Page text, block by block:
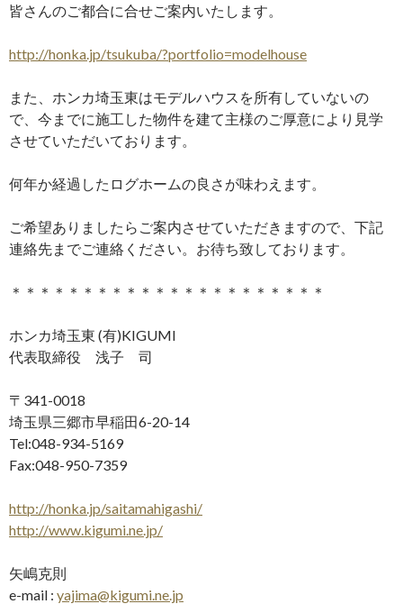
皆さんのご都合に合せご案内いたします。
http://honka.jp/tsukuba/?portfolio=modelhouse
また、ホンカ埼玉東はモデルハウスを所有していないの
で、今までに施工した物件を建て主様のご厚意により見学
させていただいております。
何年か経過したログホームの良さが味わえます。
ご希望ありましたらご案内させていただきますので、下記
連絡先までご連絡ください。お待ち致しております。
＊＊＊＊＊＊＊＊＊＊＊＊＊＊＊＊＊＊＊＊＊＊
ホンカ埼玉東 (有)KIGUMI
代表取締役 浅子 司
〒341-0018
埼玉県三郷市早稲田6-20-14
Tel:048-934-5169
Fax:048-950-7359
http://honka.jp/saitamahigashi/
http://www.kigumi.ne.jp/
矢嶋克則
e-mail : yajima@kigumi.ne.jp